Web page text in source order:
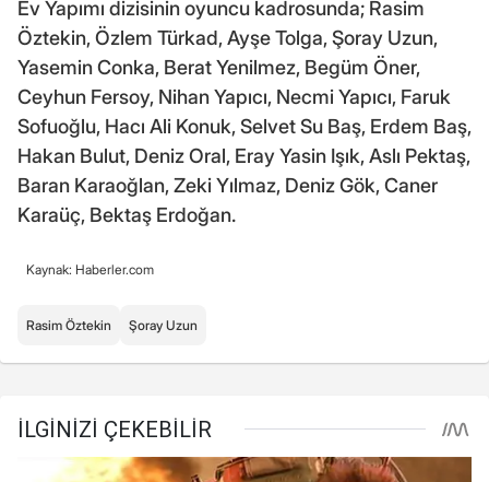
Ev Yapımı dizisinin oyuncu kadrosunda; Rasim
Öztekin, Özlem Türkad, Ayşe Tolga, Şoray Uzun,
Yasemin Conka, Berat Yenilmez, Begüm Öner,
Ceyhun Fersoy, Nihan Yapıcı, Necmi Yapıcı, Faruk
Sofuoğlu, Hacı Ali Konuk, Selvet Su Baş, Erdem Baş,
Hakan Bulut, Deniz Oral, Eray Yasin Işık, Aslı Pektaş,
Baran Karaoğlan, Zeki Yılmaz, Deniz Gök, Caner
Karaüç, Bektaş Erdoğan.
Kaynak: Haberler.com
Rasim Öztekin Şoray Uzun